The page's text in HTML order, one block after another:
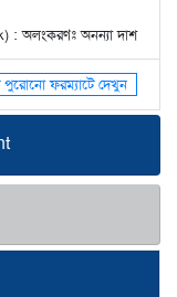
: অলংকরণঃ অনন্যা দাশ
পুরোনো ফরম্যাটে দেখুন